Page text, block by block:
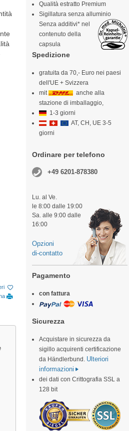
Qualità estratto Premium
Sigillatura senza alluminio
Senza additivi* nel
contenuto della
capsula
Spedizione
gratuita da 70,- Euro nei paesi
dell'UE + Svizzera
mit
anche alla
stazione di imballaggio,
1-3 giorni
AT, CH, UE 3-5
giorni
Ordinare per telefono
+49 6201-878380
Lu. al Ve.
le 8:00 dalle 19:00
Sa. alle 9:00 dalle
16:00
Opzioni
di-contatto
Pagamento
con fattura
Sicurezza
Acquistare in sicurezza da
sigillo acquirenti certificazione
da Händlerbund. Ulteriori
informazioni
dei dati con Crittografia SSL a
128 bit